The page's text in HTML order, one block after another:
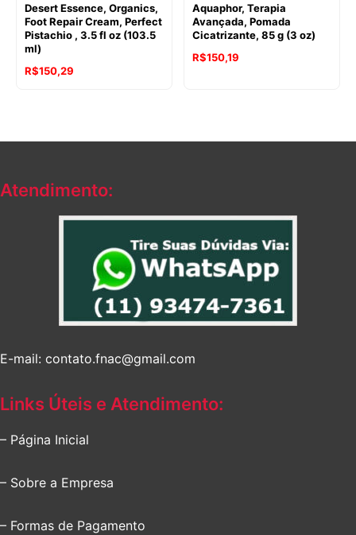
Desert Essence, Organics,
Foot Repair Cream, Perfect
Pistachio , 3.5 fl oz (103.5
ml)
R$150,29
Aquaphor, Terapia
Avançada, Pomada
Cicatrizante, 85 g (3 oz)
R$150,19
Atendimento:
E-mail: contato.fnac@gmail.com
Links Úteis e Atendimento:
– Página Inicial
– Sobre a Empresa
– Formas de Pagamento